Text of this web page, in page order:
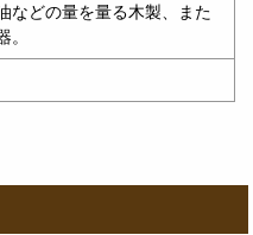
などの量を量る木製、また
。